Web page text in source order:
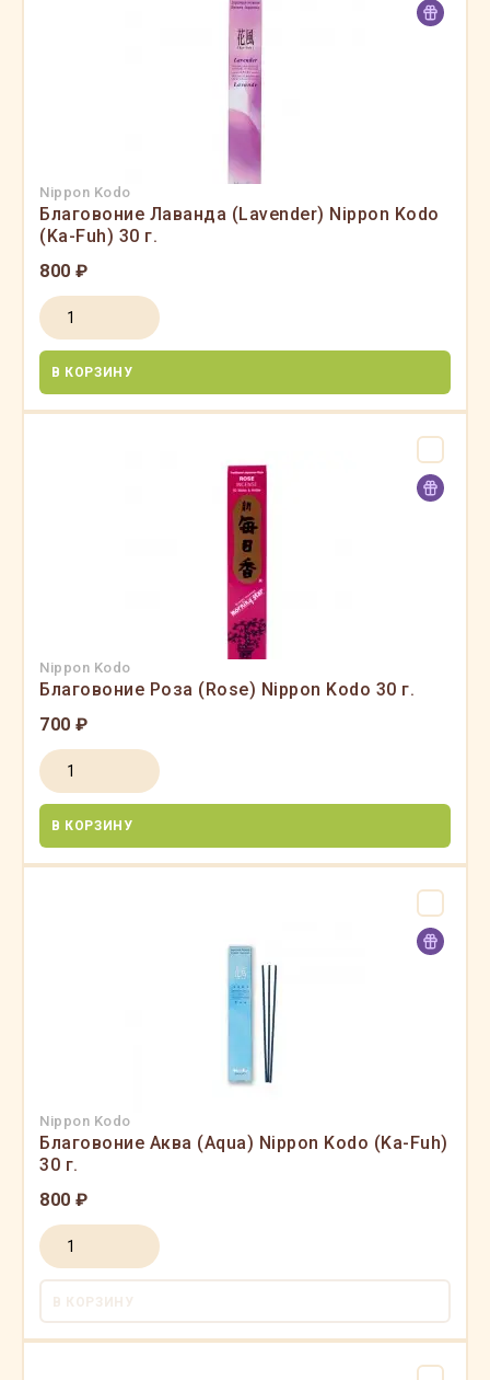
Nippon Kodo
Благовоние Лаванда (Lavender) Nippon Kodo
(Ka-Fuh) 30 г.
800 ₽
В КОРЗИНУ
Nippon Kodo
Благовоние Роза (Rose) Nippon Kodo 30 г.
700 ₽
В КОРЗИНУ
Nippon Kodo
Благовоние Аква (Aqua) Nippon Kodo (Ka-Fuh)
30 г.
800 ₽
В КОРЗИНУ